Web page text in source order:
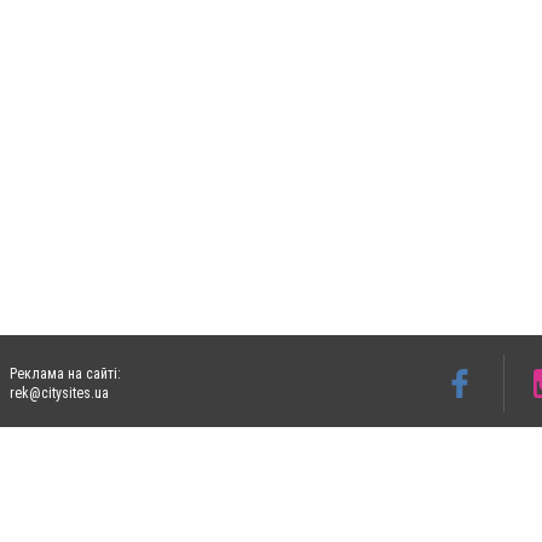
Реклама на сайті:
rek@citysites.ua